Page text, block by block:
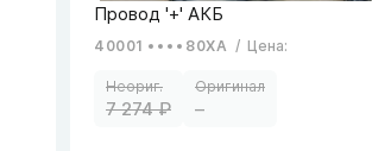
40001 80XA / Цена:
7 274 –